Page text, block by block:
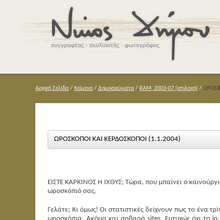
Αρχική Σελίδα / Κείμενα / Δημοσιεύματα / RAM, 2003-07 (επιλογή) /
ΩΡΟΣΚΟΠΟΙ ΚΑΙ ΚΕΡΔΟΣΚΟΠΟΙ (1.1.2004)
ΕΙΣΤΕ ΚΑΡΚΙΝΟΣ Η ΙΧΘΥΣ; Τώρα, που μπαίνει ο
ωροσκόπιό σας.
Γελάτε; Κι όμως! Οι στατιστικές δείχνουν πως το ένα